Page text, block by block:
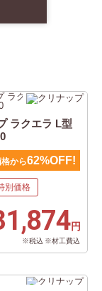
ラクエラ L型
から62%OFF!
別価格
円
※税込 ※材工費込